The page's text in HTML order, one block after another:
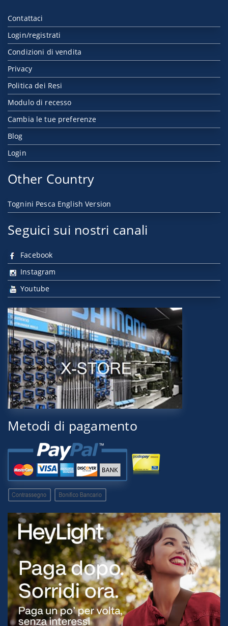
Contattaci
Login/registrati
Condizioni di vendita
Privacy
Politica dei Resi
Modulo di recesso
Cambia le tue preferenze
Blog
Login
Other Country
Tognini Pesca English Version
Seguici sui nostri canali
Facebook
Instagram
Youtube
Metodi di pagamento